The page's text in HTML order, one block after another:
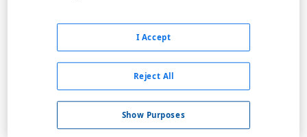
Parking
Show Purposes
Reject All
I Accept